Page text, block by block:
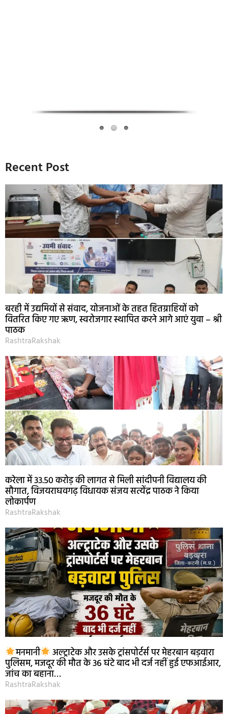
Recent Post
बरही में उद्यमियों से संवाद, योजनाओं के तहत हितग्राहियों को
वितरित किए गए ऋण, स्वरोजगार स्थापित करने आगे आएं युवा – श्री
पाठक
RashtraRakshak
करेला में 33.50 करोड़ की लागत से मिली सांदीपनी विद्यालय की
सौगात, विजयराघवगढ़ विधायक संजय सत्येंद्र पाठक ने किया
लोकार्पण
RashtraRakshak
मनमानी अल्ट्राटेक और उसके ट्रांसपोर्टर्स पर मेहरबान बड़वारा
पुलिसम, मजदूर की मौत के 36 घंटे बाद भी दर्ज नहीं हुई एफआईआर,
जांच का बहाना…
RashtraRakshak